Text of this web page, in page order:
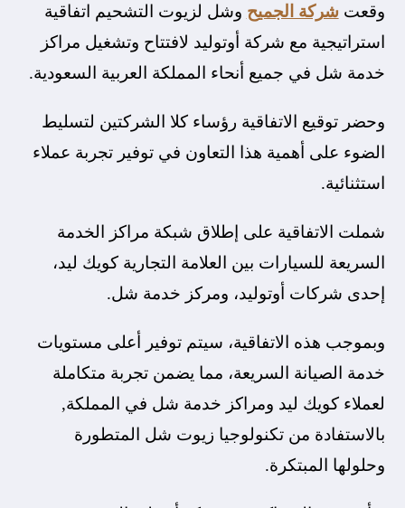
وقعتشركة الجميح وشل لزيوت التشحيم اتفاقية
استراتيجية مع شركة أوتوليد لافتتاح وتشغيل مراكز
خدمة شل في جميع أنحاء المملكة العربية السعودية.
وحضر توقيع الاتفاقية رؤساء كلا الشركتين لتسليط
الضوء على أهمية هذا التعاون في توفير تجربة عملاء
استثنائية.
شملت الاتفاقية على إطلاق شبكة مراكز الخدمة
السريعة للسيارات بين العلامة التجارية كويك ليد،
إحدى شركات أوتوليد، ومركز خدمة شل.
وبموجب هذه الاتفاقية، سيتم توفير أعلى مستويات
خدمة الصيانة السريعة، مما يضمن تجربة متكاملة
لعملاء كويك ليد ومراكز خدمة شل في المملكة,
بالاستفادة من تكنولوجيا زيوت شل المتطورة
وحلولها المبتكرة.